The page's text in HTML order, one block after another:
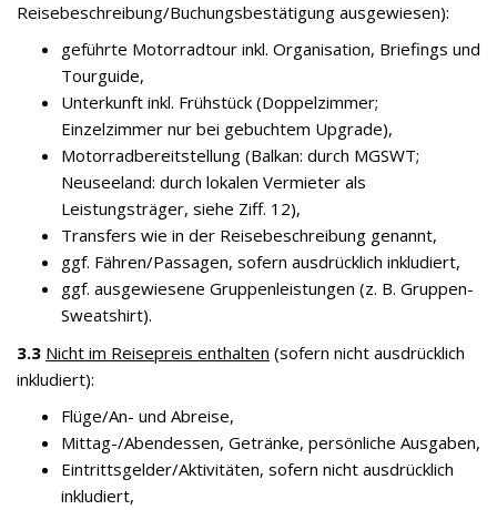
Reisebeschreibung/Buchungsbestätigung ausgewiesen):
geführte Motorradtour inkl. Organisation, Briefings und
Tourguide,
Unterkunft inkl. Frühstück (Doppelzimmer;
Einzelzimmer nur bei gebuchtem Upgrade),
Motorradbereitstellung (Balkan: durch MGSWT;
Neuseeland: durch lokalen Vermieter als
Leistungsträger, siehe Ziff. 12),
Transfers wie in der Reisebeschreibung genannt,
ggf. Fähren/Passagen, sofern ausdrücklich inkludiert,
ggf. ausgewiesene Gruppenleistungen (z. B. Gruppen-
Sweatshirt).
3.3 Nicht im Reisepreis enthalten (sofern nicht ausdrücklich
inkludiert):
Flüge/An- und Abreise,
Mittag-/Abendessen, Getränke, persönliche Ausgaben,
Eintrittsgelder/Aktivitäten, sofern nicht ausdrücklich
inkludiert,